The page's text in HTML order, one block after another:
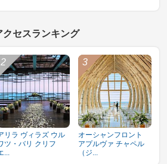
セスランキング
リラ ヴィラズ ウル
ツ・バリ クリフ
...
オーシャンフロント
アプルヴァ チャペル
（ジ...